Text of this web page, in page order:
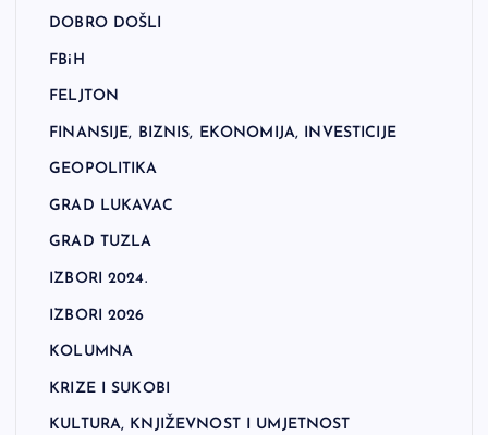
DOBRO DOŠLI
FBiH
FELJTON
FINANSIJE, BIZNIS, EKONOMIJA, INVESTICIJE
GEOPOLITIKA
GRAD LUKAVAC
GRAD TUZLA
IZBORI 2024.
IZBORI 2026
KOLUMNA
KRIZE I SUKOBI
KULTURA, KNJIŽEVNOST I UMJETNOST